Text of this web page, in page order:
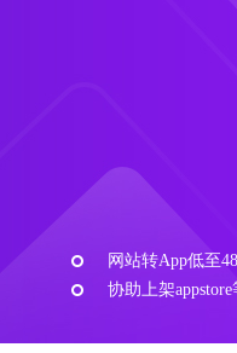
网站转App低至
协助上架